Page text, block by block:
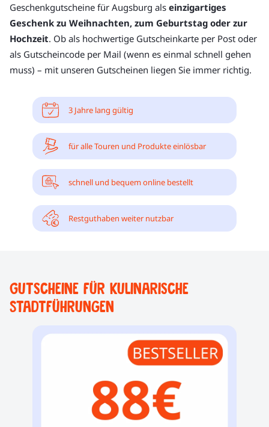
Geschenkgutscheine für Augsburg als einzigartiges
Geschenk zu Weihnachten, zum Geburtstag oder zur
Hochzeit. Ob als hochwertige Gutscheinkarte per Post oder
als Gutscheincode per Mail (wenn es einmal schnell gehen
muss) – mit unseren Gutscheinen liegen Sie immer richtig.
3 Jahre lang gültig
für alle Touren und Produkte einlösbar
schnell und bequem online bestellt
Restguthaben weiter nutzbar
Gutscheine für kulinarische
Stadtführungen